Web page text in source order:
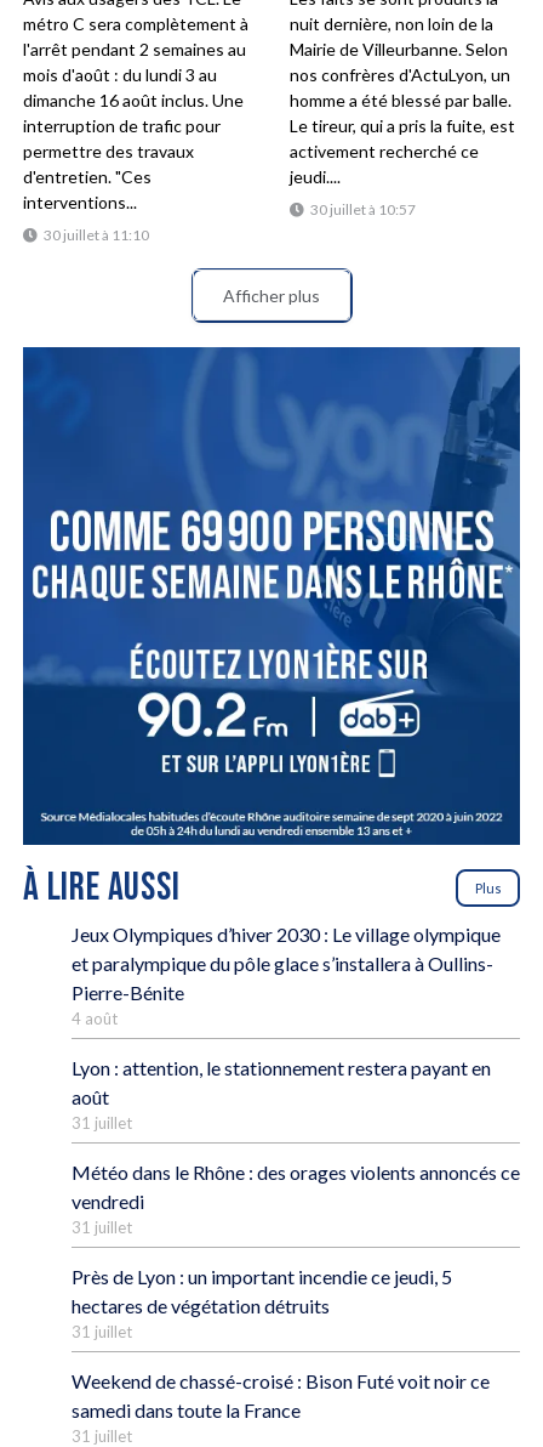
30 juillet à 11:10
métro C sera complètement à
l'arrêt pendant 2 semaines au
mois d'août : du lundi 3 au
dimanche 16 août inclus. Une
interruption de trafic pour
permettre des travaux
d'entretien. "Ces
interventions...
30 juillet à 10:57
nuit dernière, non loin de la
Mairie de Villeurbanne. Selon
nos confrères d'ActuLyon, un
homme a été blessé par balle.
Le tireur, qui a pris la fuite, est
activement recherché ce
jeudi....
Afficher plus
À LIRE AUSSI Plus
Jeux Olympiques d’hiver 2030 : Le village olympique
et paralympique du pôle glace s’installera à Oullins-
Pierre-Bénite
4 août
Lyon : attention, le stationnement restera payant en
août
31 juillet
Météo dans le Rhône : des orages violents annoncés ce
vendredi
31 juillet
Près de Lyon : un important incendie ce jeudi, 5
hectares de végétation détruits
31 juillet
Weekend de chassé-croisé : Bison Futé voit noir ce
samedi dans toute la France
31 juillet